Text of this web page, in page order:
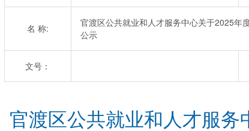
名 称:
官渡区公共就业和人才服务中心关于2025年
公示
文号：
官渡区公共就业和人才服务